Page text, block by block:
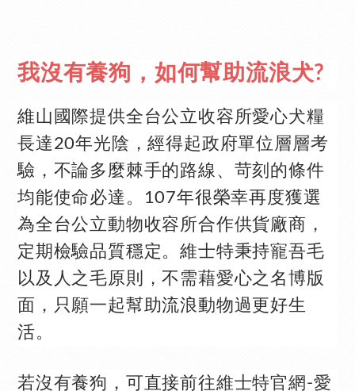
我沒有養狗，如何幫助流浪犬?
維山國際提供全台公立收容所愛心犬糧
長達20年光陰，經得起政府單位層層考
驗，不論多麼棘手的路線、苛刻的條件
均能使命必達。107年很榮幸再度獲選
為全台公立動物收容所合作供貨廠商，
定期檢驗品質穩定。維士特秉持寵吾毛
以及人之毛原則，不需藉愛心之名博版
面，只願一起幫助流浪動物過更好生
活。
若沒有養狗，可直接前往維士特官網-愛